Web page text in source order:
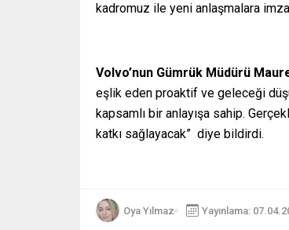
kadromuz ile yeni anlaşmalara
Volvo’nun Gümrük Müdürü
eşlik eden proaktif ve geleceği
kapsamlı bir anlayışa sahip.
katkı sağlayacak” diye bildirdi.
Oya Yılmaz Yayınlama: